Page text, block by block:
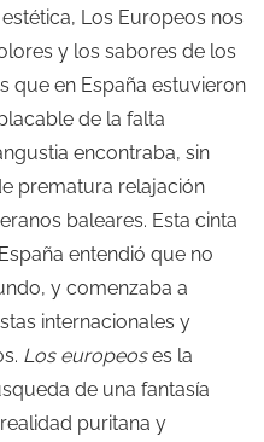
Los Europeos nos
y los sabores de los
que en España estuvieron
de la falta
encontraba, sin
prematura relajación
baleares. Esta cinta
entendió que no
y comenzaba a
internacionales y
Los europeoses la
de una fantasía
puritana y